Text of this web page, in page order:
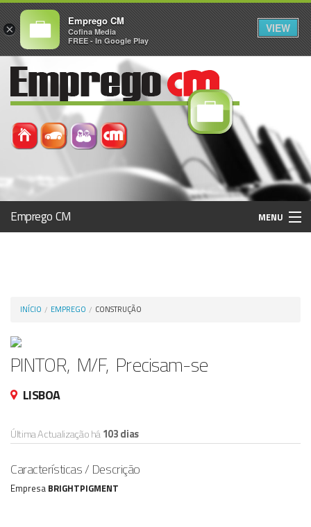
Emprego CM MENU
INÍCIO EMPREGO CONSTRUÇÃO
PINTOR, M/F, Precisam-se
LISBOA
Última Actualização há103 dias
Características / Descrição
Empresa BRIGHTPIGMENT
×
Emprego CM
Cofina Media
FREE - In Google Play
VIEW